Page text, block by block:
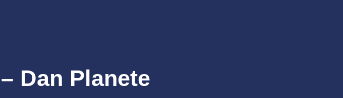
Dan Planete